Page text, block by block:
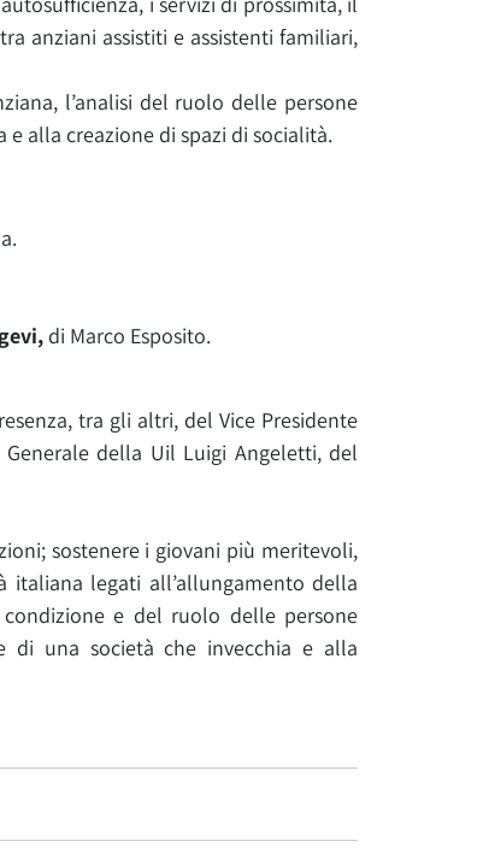
anziani assistiti e assistenti familiari,
l’analisi del ruolo delle persone
alla creazione di spazi di socialità.
di Marco Esposito.
tra gli altri, del Vice Presidente
della Uil Luigi Angeletti, del
sostenere i giovani più meritevoli,
legati all’allungamento della
e del ruolo delle persone
di una società che invecchia e alla